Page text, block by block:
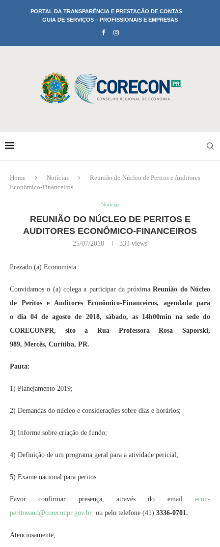
PORTAL DA TRANSPARÊNCIA E PRESTAÇÃO DE CONTAS
GUIA DE SERVIÇOS – PROFISSIONAIS E EMPRESAS
Home Notícias
Reunião do Núcleo de Peritos e Auditores
Econômico-Financeiros
Notícias
REUNIÃO DO NÚCLEO DE PERITOS E
AUDITORES ECONÔMICO-FINANCEIROS
25/07/2018 333 views
Prezado (a) Economista:
Convidamos o (a) colega a participar da próximaReunião do Núcleo
de Peritos e Auditores Econômico-Financeiros, agendada para
odia 04 de agosto de 2018, sábado, as 14h00min na sede do
CORECONPR, sito a Rua Professora Rosa Saporski,
989, Mercês, Curitiba, PR.
Pauta:
1) Planejamento 2019;
2) Demandas do núcleo e considerações sobre dias e horários;
3) Informe sobre criação de fundo;
4) Definição de um programa geral para a atividade pericial;
5) Exame nacional para peritos.
Favor confirmar presença, através do email econ-
peritoeaud@coreconpr.gov.br ou pelo telefone (41) 3336-0701.
Atenciosamente,